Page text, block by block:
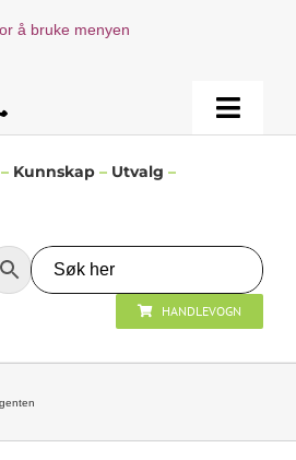
å bruke menyen
Toggle
– Kunnskap – Utvalg –
HANDLEVOGN